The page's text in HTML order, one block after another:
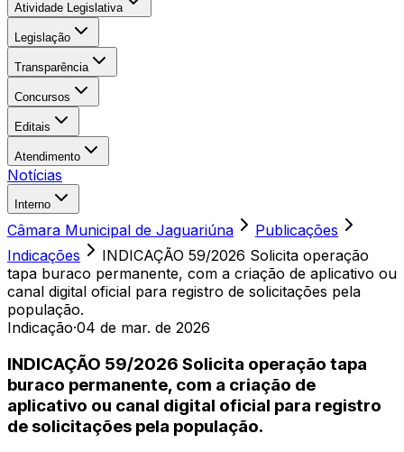
Atividade Legislativa
Legislação
Transparência
Concursos
Editais
Atendimento
Notícias
Interno
Câmara Municipal de Jaguariúna
Publicações
Indicações
INDICAÇÃO 59/2026 Solicita operação
tapa buraco permanente, com a criação de aplicativo ou
canal digital oficial para registro de solicitações pela
população.
Indicação·04 de mar. de 2026
INDICAÇÃO 59/2026 Solicita operação tapa
buraco permanente, com a criação de
aplicativo ou canal digital oficial para registro
de solicitações pela população.